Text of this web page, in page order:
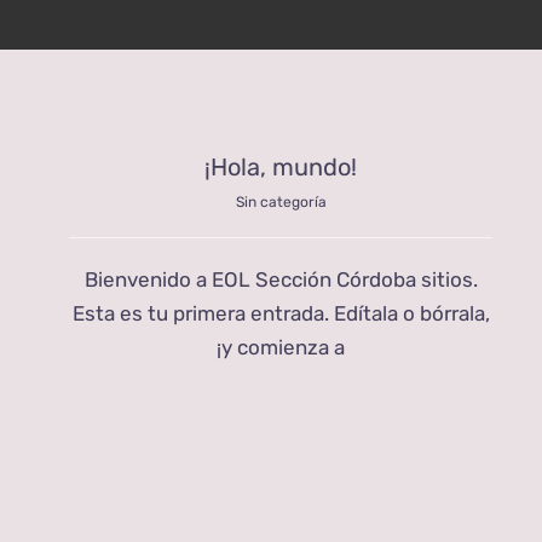
¡Hola, mundo!
Sin categoría
Bienvenido a EOL Sección Córdoba sitios.
Esta es tu primera entrada. Edítala o bórrala,
¡y comienza a